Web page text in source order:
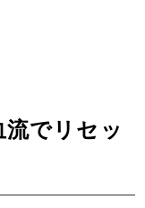
でリセッ